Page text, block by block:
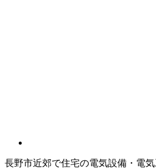
長野市近郊で住宅の電気設備・電